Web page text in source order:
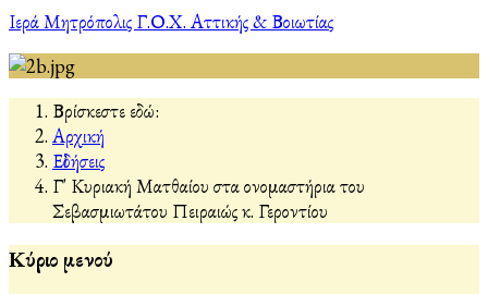
Ιερά Μητρόπολις Γ.Ο.Χ. Αττικής & Βοιωτίας
Βρίσκεστε εδώ:
Αρχική
Εἰδήσεις
Γ' Κυριακή Ματθαίου στα ονομαστήρια του
Σεβασμιωτάτου Πειραιώς κ. Γεροντίου
Κύριο μενού